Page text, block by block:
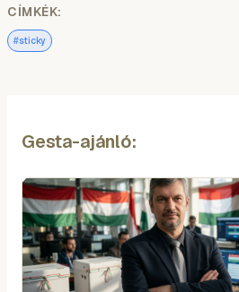
CÍMKÉK:
#sticky
Gesta-ajánló: